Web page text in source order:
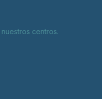
centros.